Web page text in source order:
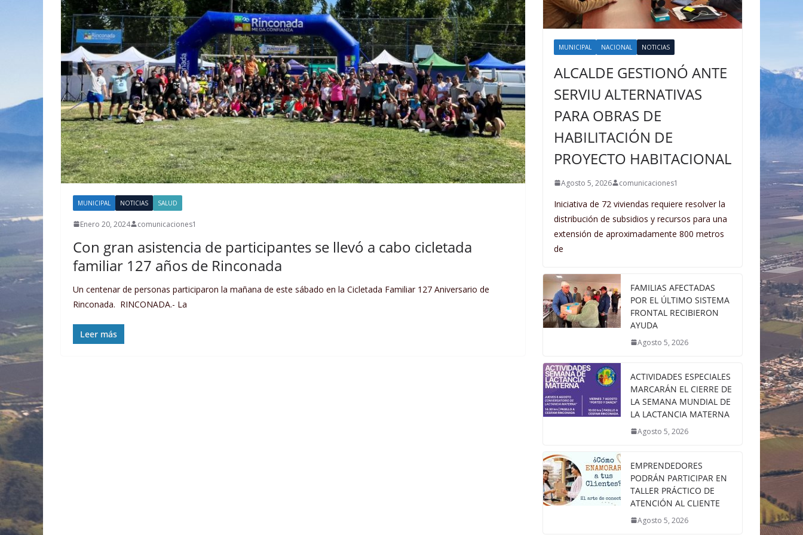
MUNICIPAL NOTICIAS SALUD
Enero 20, 2024 comunicaciones1
Con gran asistencia de participantes se llevó a cabo cicletada
familiar 127 años de Rinconada
Un centenar de personas participaron la mañana de este sábado en la Cicletada Familiar 127 Aniversario de
Rinconada. RINCONADA.- La
Leer más
MUNICIPAL NACIONAL NOTICIAS
ALCALDE GESTIONÓ ANTE
SERVIU ALTERNATIVAS
PARA OBRAS DE
HABILITACIÓN DE
PROYECTO HABITACIONAL
Agosto 5, 2026 comunicaciones1
Iniciativa de 72 viviendas requiere resolver la
distribución de subsidios y recursos para una
extensión de aproximadamente 800 metros
de
FAMILIAS AFECTADAS
POR EL ÚLTIMO SISTEMA
FRONTAL RECIBIERON
AYUDA
Agosto 5, 2026
ACTIVIDADES ESPECIALES
MARCARÁN EL CIERRE DE
LA SEMANA MUNDIAL DE
LA LACTANCIA MATERNA
Agosto 5, 2026
EMPRENDEDORES
PODRÁN PARTICIPAR EN
TALLER PRÁCTICO DE
ATENCIÓN AL CLIENTE
Agosto 5, 2026